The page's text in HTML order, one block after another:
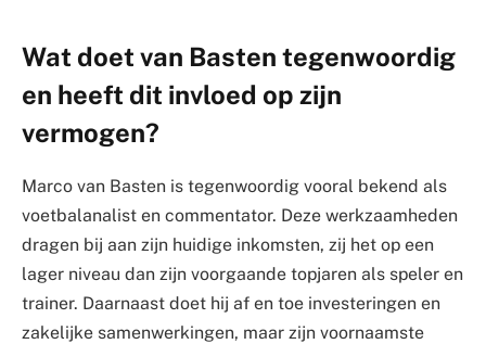
Wat doet van Basten tegenwoordig
en heeft dit invloed op zijn
vermogen?
Marco van Basten is tegenwoordig vooral bekend als
voetbalanalist en commentator. Deze werkzaamheden
dragen bij aan zijn huidige inkomsten, zij het op een
lager niveau dan zijn voorgaande topjaren als speler en
trainer. Daarnaast doet hij af en toe investeringen en
zakelijke samenwerkingen, maar zijn voornaamste